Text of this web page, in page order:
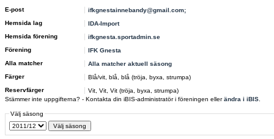
E-post
ifkgnestainnebandy@gmail.com;
Hemsida lag
IDA-Import
Hemsida förening
ifkgnesta.sportadmin.se
Förening
IFK Gnesta
Alla matcher
Alla matcher aktuell säsong
Färger
Blå/vit, blå, blå (tröja, byxa, strumpa)
Reservfärger
Vit, Vit, Vit (tröja, byxa, strumpa)
Stämmer inte uppgifterna? - Kontakta din iBIS-administratör i föreningen ellerändra i iBIS
Välj säsong